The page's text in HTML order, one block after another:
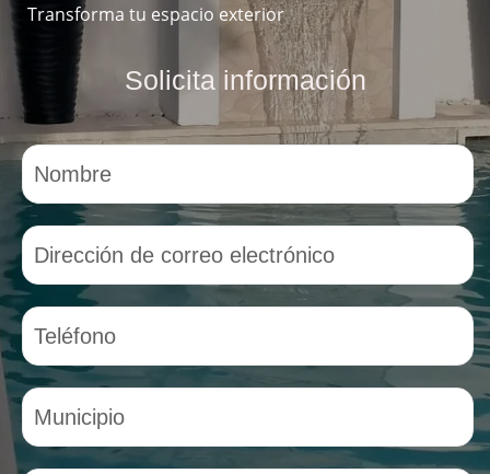
Transforma tu espacio exterior
Solicita información